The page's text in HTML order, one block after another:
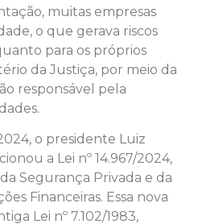
muitas empresas
o que gerava riscos
para os próprios
da Justiça, por meio da
responsável pela
o presidente Luiz
a Lei nº 14.967/2024,
Segurança Privada e da
Financeiras. Essa nova
Lei nº 7.102/1983,